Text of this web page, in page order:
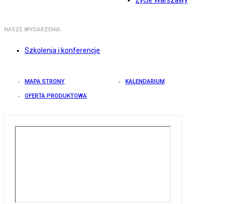
NASZE WYDARZENIA
Szkolenia i konferencje
MAPA STRONY KALENDARIUM
OFERTA PRODUKTOWA